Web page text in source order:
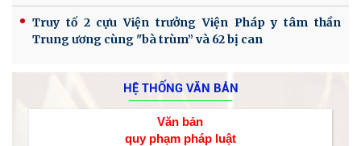
Truy tố 2 cựu Viện trưởng Viện Pháp y tâm thần
Trung ương cùng "bà trùm” và 62 bị can
HỆ THỐNG VĂN BẢN
Văn bản
quy phạm pháp luật